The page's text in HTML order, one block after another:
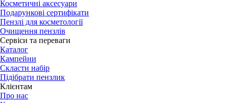
Косметичні аксесуари
Подарункові сертифікати
Пензлі для косметології
Очищення пензлів
Сервіси та переваги
Каталог
Кампейни
Скласти набір
Підібрати пензлик
Клієнтам
Про нас